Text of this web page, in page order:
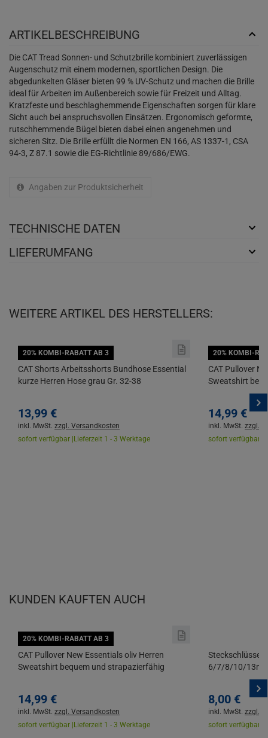
ARTIKELBESCHREIBUNG
Die CAT Tread Sonnen- und Schutzbrille kombiniert zuverlässigen
Augenschutz mit einem modernen, sportlichen Design. Die
abgedunkelten Gläser bieten 99 % UV-Schutz und machen die Brille
ideal für Arbeiten im Außenbereich sowie für Freizeit und Alltag.
Kratzfeste und beschlaghemmende Eigenschaften sorgen für klare
Sicht auch bei anspruchsvollen Einsätzen. Ergonomisch geformte,
rutschhemmende Bügel bieten dabei einen angenehmen und
sicheren Sitz. Die Brille erfüllt die Normen EN 166, AS 1337-1, CSA
94-3, Z 87.1 sowie die EG-Richtlinie 89/686/EWG.
Angaben zur Produktsicherheit
TECHNISCHE DATEN
LIEFERUMFANG
WEITERE ARTIKEL DES HERSTELLERS:
20% KOMBI-RABATT AB 3
CAT Shorts Arbeitsshorts Bundhose Essential
kurze Herren Hose grau Gr. 32-38
13,99 €
inkl. MwSt. zzgl. Versandkosten
sofort verfügbar | Lieferzeit 1 - 3 Werktage
20% KOMBI-
CAT Pullover
Sweatshirt
14,99 €
inkl. MwSt. zzgl.
sofort verfügbar |
KUNDEN KAUFTEN AUCH
20% KOMBI-RABATT AB 3
CAT Pullover New Essentials oliv Herren
Sweatshirt bequem und strapazierfähig
14,99 €
inkl. MwSt. zzgl. Versandkosten
sofort verfügbar | Lieferzeit 1 - 3 Werktage
6/7/8/10/
8,00 €
inkl. MwSt. zzgl.
sofort verfügbar |